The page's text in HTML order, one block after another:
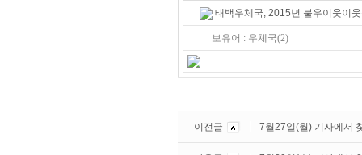
태백우체국, 2015년 불우이웃이
보유어 : 우체국(2)
이전글 7월27일(월) 기사에서